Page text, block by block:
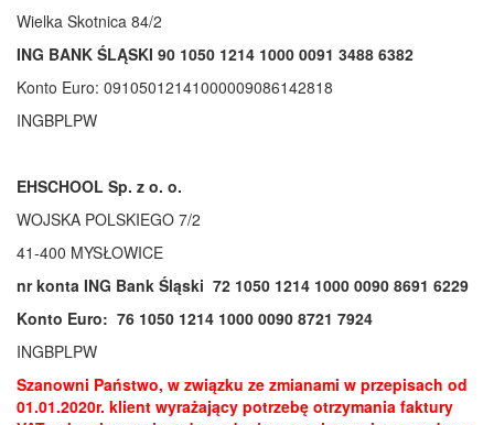
Wielka Skotnica 84/2
ING BANK ŚLĄSKI 90 1050 1214 1000 0091 3488 6382
Konto Euro: 09105012141000009086142818
INGBPLPW
EHSCHOOL Sp. z o. o.
WOJSKA POLSKIEGO 7/2
41-400 MYSŁOWICE
nr konta ING Bank Śląski 72 1050 1214 1000 0090 8691 6229
Konto Euro: 76 1050 1214 1000 0090 8721 7924
INGBPLPW
Szanowni Państwo, w związku ze zmianami w przepisach od
01.01.2020r. klient wyrażający potrzebę otrzymania faktury